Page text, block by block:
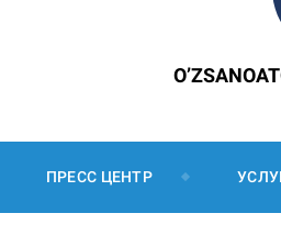
ПРЕСС ЦЕНТР